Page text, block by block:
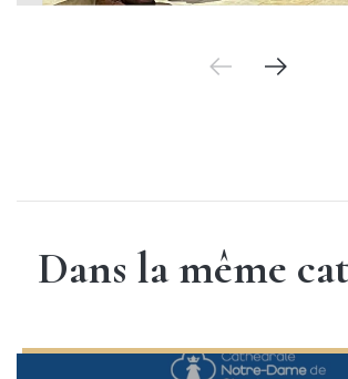
Dans la même